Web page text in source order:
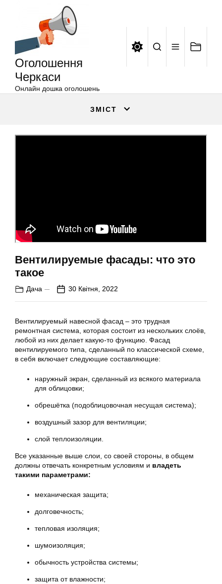
Оголошення
Черкаси
Онлайн дошка оголошень
ЗМІСТ
Вентилируемые фасады: что это
такое
Дача 30 Квітня, 2022
Вентилируемый навесной фасад – это трудная
ремонтная система, которая состоит из нескольких слоёв,
любой из них делает какую-то функцию. Фасад
вентилируемого типа, сделанный по классической схеме,
в себя включает следующие составляющие:
наружный экран, сделанный из всякого материала
для облицовки;
обрешётка (подоблицовочная несущая система);
воздушный зазор для вентиляции;
слой теплоизоляции.
Все указанные выше слои, со своей стороны, в общем
должны отвечать конкретным условиям и владеть
такими параметрами:
механическая защита;
долговечность;
тепловая изоляция;
шумоизоляция;
обычность устройства системы;
защита от влажности;